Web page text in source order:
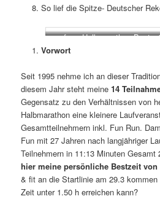
So lief die Spitze- Deutscher
auf zur Halbmarathon-
Vorwort
Seit 1995 nehme ich an dieser
diesem Jahr steht meine14
Gegensatz zu den Verhältnissen von
Halbmarathon eine kleinere
Gesamtteilnehmern inkl. Fun Run.
Fun mit 27 Jahren nach langjähriger
Teilnehmern in 11:13 Minuten
hier meine persönliche Bestzeit von
& fit an die Startlinie am 29.3
Zeit unter 1.50 h erreichen kann?